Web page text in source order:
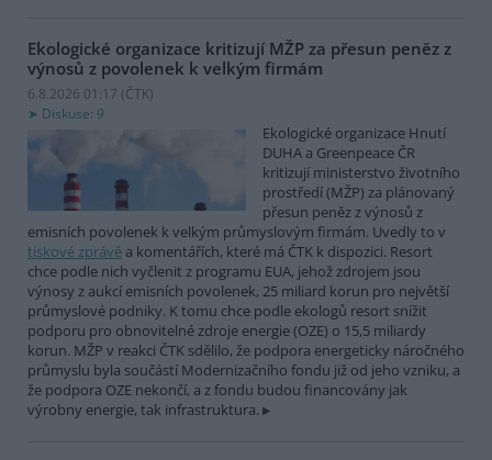
Ekologické organizace kritizují MŽP za přesun peněz z
výnosů z povolenek k velkým firmám
6.8.2026 01:17 (ČTK)
Diskuse: 9
Ekologické organizace Hnutí
DUHA a Greenpeace ČR
kritizují ministerstvo životního
prostředí (MŽP) za plánovaný
přesun peněz z výnosů z
emisních povolenek k velkým průmyslovým firmám. Uvedly to v
tiskové zprávě a komentářích, které má ČTK k dispozici. Resort
chce podle nich vyčlenit z programu EUA, jehož zdrojem jsou
výnosy z aukcí emisních povolenek, 25 miliard korun pro největší
průmyslové podniky. K tomu chce podle ekologů resort snížit
podporu pro obnovitelné zdroje energie (OZE) o 15,5 miliardy
korun. MŽP v reakci ČTK sdělilo, že podpora energeticky náročného
průmyslu byla součástí Modernizačního fondu již od jeho vzniku, a
že podpora OZE nekončí, a z fondu budou financovány jak
výrobny energie, tak infrastruktura.